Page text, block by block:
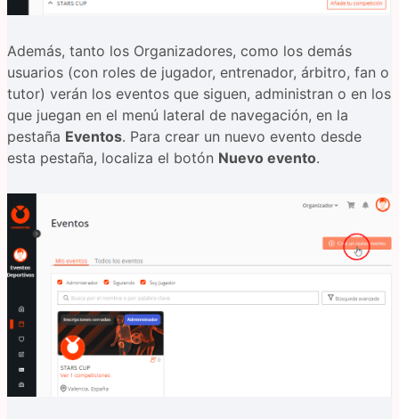
Además, tanto los Organizadores, como los demás
usuarios (con roles de jugador, entrenador, árbitro, fan o
tutor) verán los eventos que siguen, administran o en los
que juegan en el menú lateral de navegación, en la
pestaña Eventos. Para crear un nuevo evento desde
esta pestaña, localiza el botón Nuevo evento.